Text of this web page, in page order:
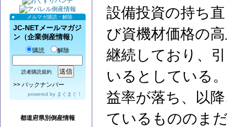
メルマガ購読・解除
JC-NETメールマガジ
ン（企業倒産情報）
購読 解除
読者購読規約
>> バックナンバー
powered by まぐまぐ！
都道府県別倒産情報
設備投資の持ち
び資機材価格の
継続しており、
いるとしている
益率が落ち、以
ているもののま